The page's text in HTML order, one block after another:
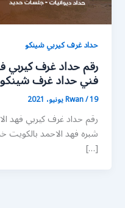
حداد غرف كيربي شينكو
فني حداد غرف
Rwan/19 يونيو، 2021
رقم حداد غرف كيربي فهد
شبره فهد الاحمد
[…]